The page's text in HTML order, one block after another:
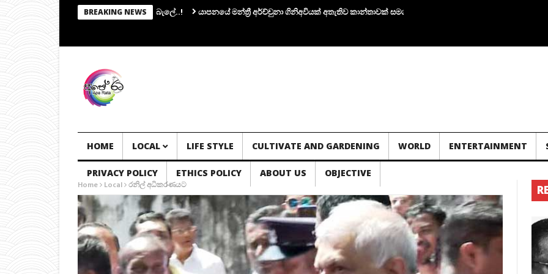
BREAKING NEWS
එරාන්ට.. ෆොන්සේකාත් සලකා බැලේ..! යාපනයේ මන්ත්‍රී අර්ච්චුනා ගිනිඅවියක් අතැතිව කාන්තාවක් සමග පැටලෙයි.! තවත් ගල් අගුරු නැවු දෙකක්
HOME LOCAL LIFE STYLE CULTIVATE AND GARDENING WORLD ENTERTAINMENT
PRIVACY POLICY ETHICS POLICY ABOUT US OBJECTIVE
Home Local රනිල් අධිකරණයට